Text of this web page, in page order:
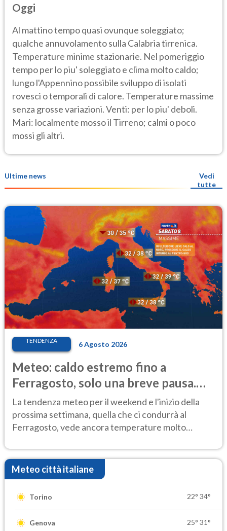
Oggi
Al mattino tempo quasi ovunque soleggiato;
qualche annuvolamento sulla Calabria tirrenica.
Temperature minime stazionarie. Nel pomeriggio
tempo per lo piu' soleggiato e clima molto caldo;
lungo l'Appennino possibile sviluppo di isolati
rovesci o temporali di calore. Temperature massime
senza grosse variazioni. Venti: per lo piu' deboli.
Mari: localmente mosso il Tirreno; calmi o poco
mossi gli altri.
Ultime news
Vedi
tutte
TENDENZA 6 Agosto 2026
Meteo: caldo estremo fino a
Ferragosto, solo una breve pausa.
Ecco dove
La tendenza meteo per il weekend e l'inizio della
prossima settimana, quella che ci condurrà al
Ferragosto, vede ancora temperature molto
Meteo città italiane
Torino 22° 34°
Genova 25° 31°